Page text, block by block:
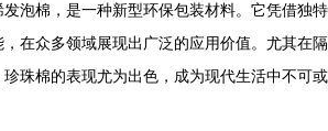
泡棉，是一种新型环保包装材料。它凭借独特
在众多领域展现出广泛的应用价值。尤其在隔
珠棉的表现尤为出色，成为现代生活中不可或